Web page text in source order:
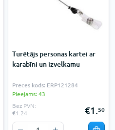
Turētājs personas kartei ar
karabīni un izvelkamu
Preces kods: ERP121284
Pieejams: 43
Bez PVN:
€1.24
€1.50